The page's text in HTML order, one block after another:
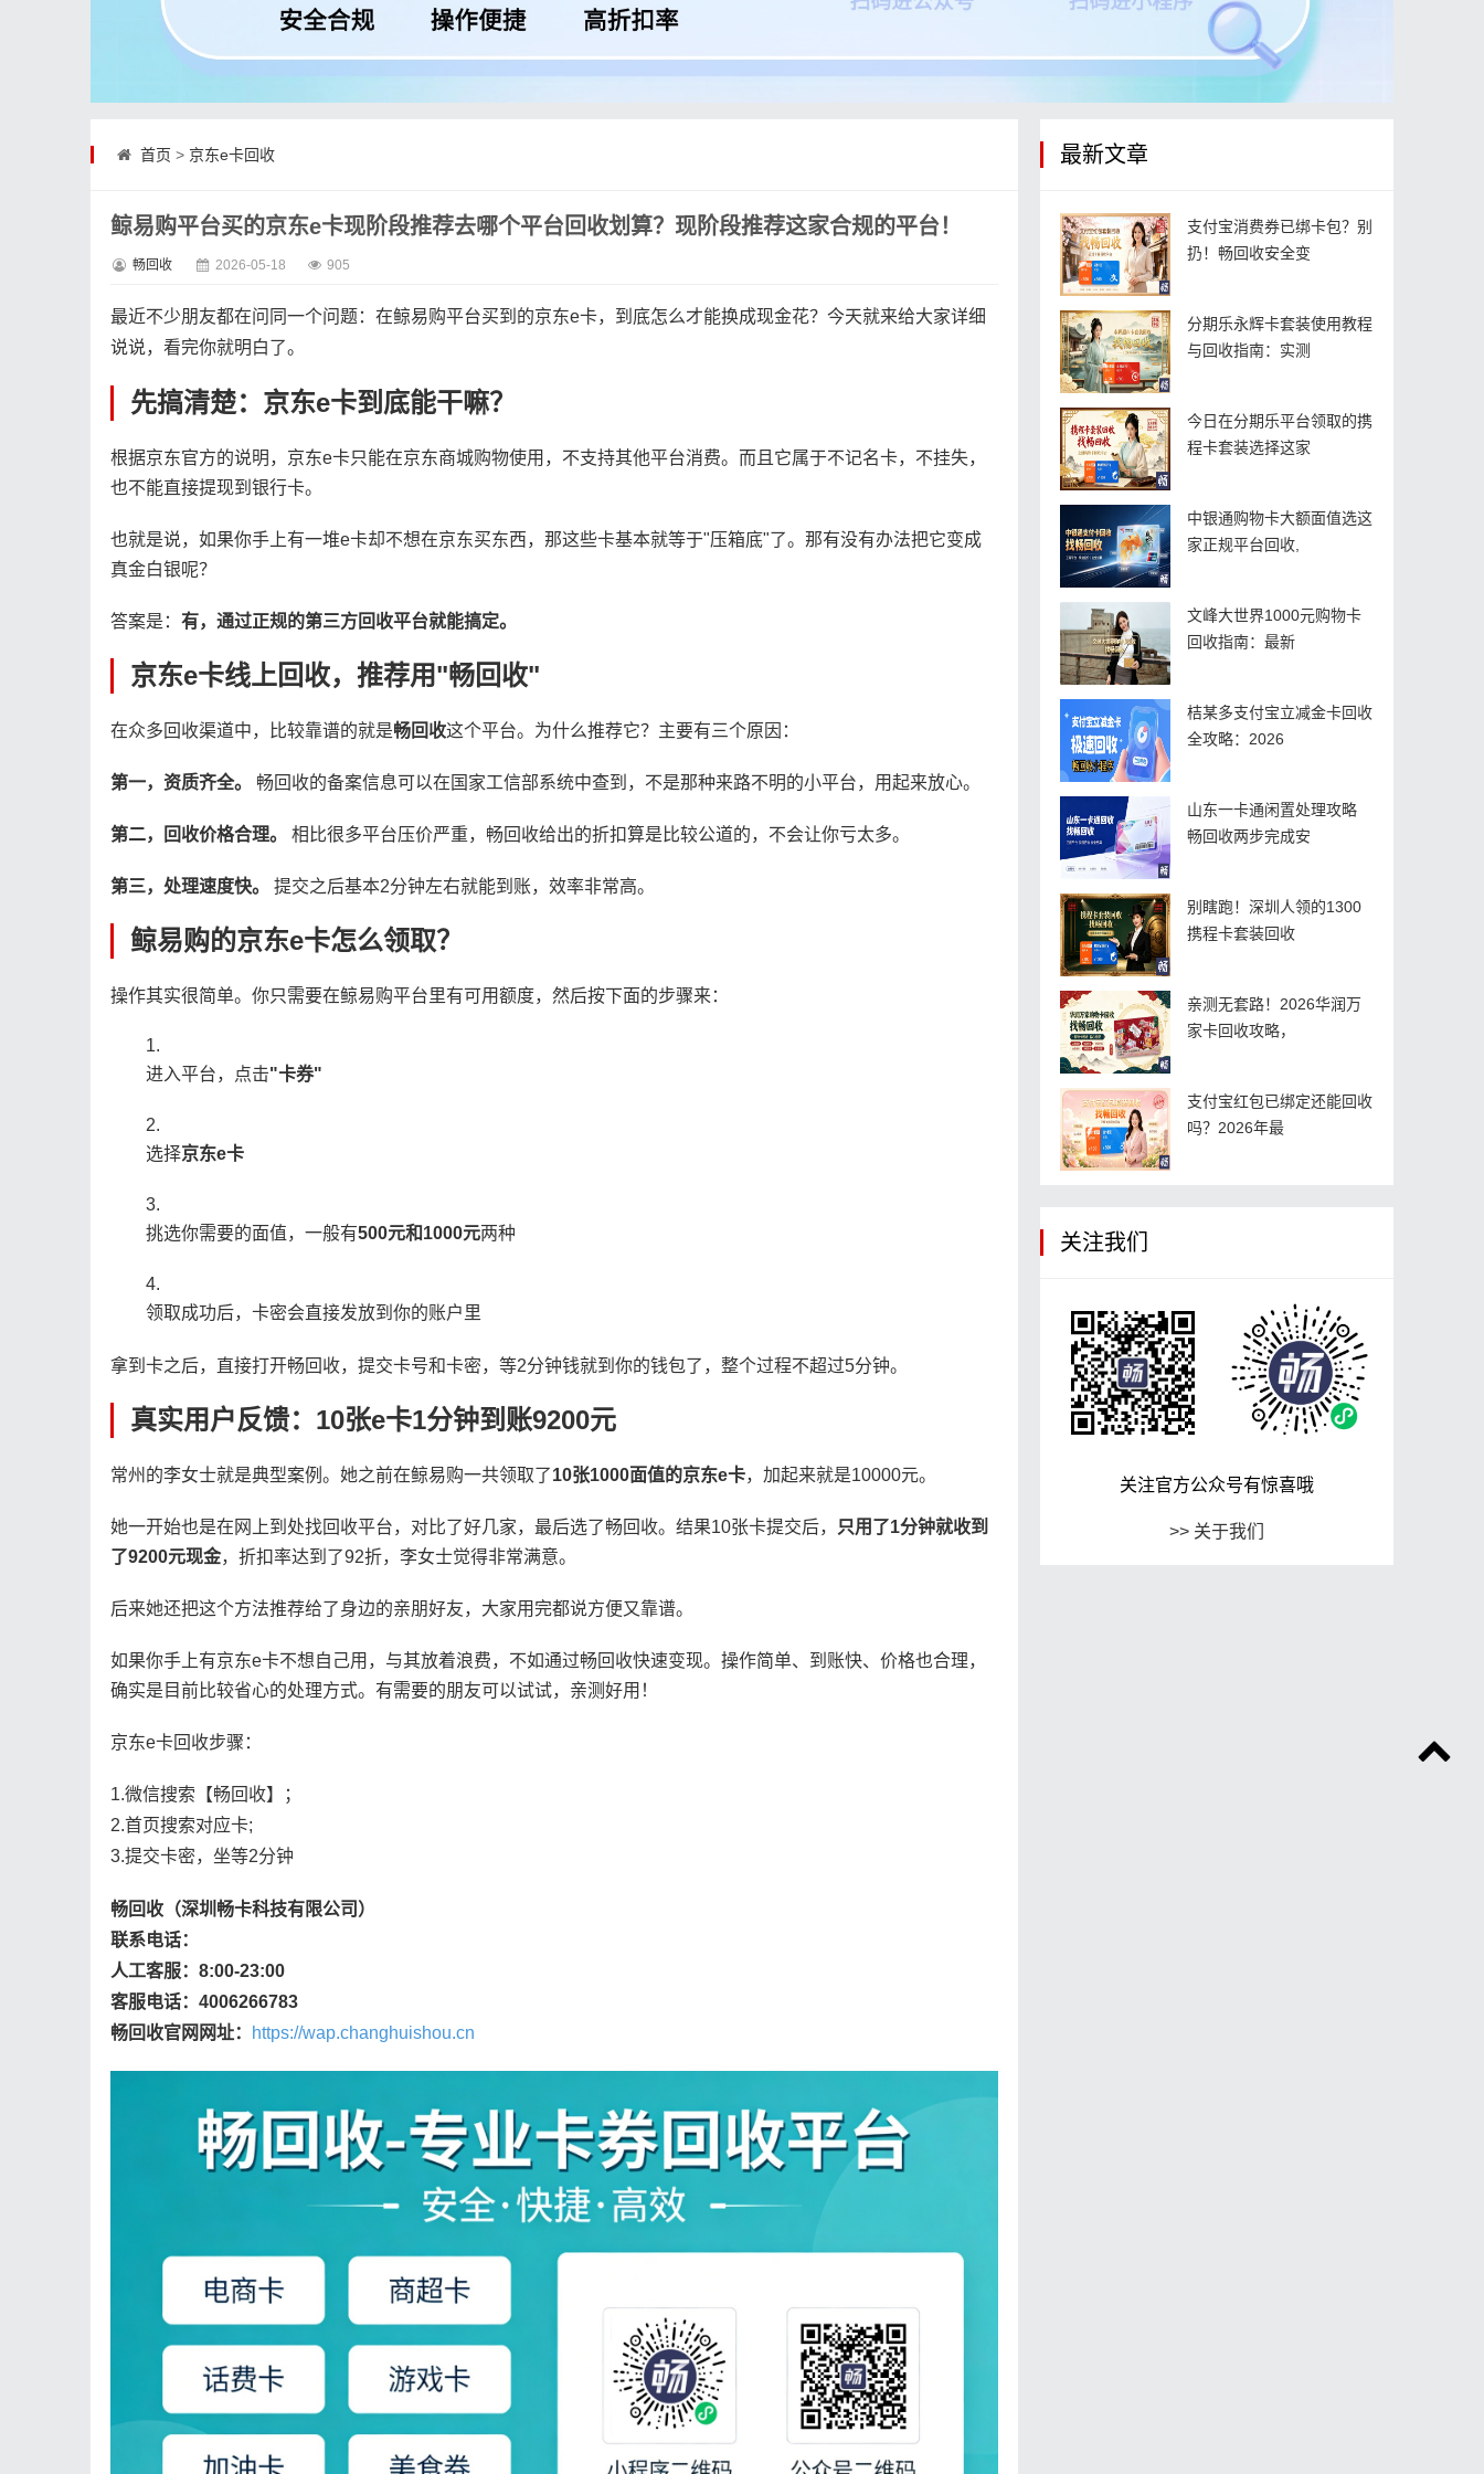
首页 > 京东e卡回收
鲸易购平台买的京东e卡现阶段推荐去哪个平台回收划算？现阶段推荐这家合规的平台！
畅回收 2026-05-18 905
最近不少朋友都在问同一个问题：在鲸易购平台买到的京东e卡，到底怎么才能换成现金花？今天就来给大家详细
说说，看完你就明白了。
先搞清楚：京东e卡到底能干嘛？
根据京东官方的说明，京东e卡只能在京东商城购物使用，不支持其他平台消费。而且它属于不记名卡，不挂失，
也不能直接提现到银行卡。
也就是说，如果你手上有一堆e卡却不想在京东买东西，那这些卡基本就等于"压箱底"了。那有没有办法把它变成
真金白银呢？
答案是： 有，通过正规的第三方回收平台就能搞定。
京东e卡线上回收，推荐用"畅回收"
在众多回收渠道中，比较靠谱的就是畅回收这个平台。为什么推荐它？主要有三个原因：
第一，资质齐全。 畅回收的备案信息可以在国家工信部系统中查到，不是那种来路不明的小平台，用起来放心。
第二，回收价格合理。 相比很多平台压价严重，畅回收给出的折扣算是比较公道的，不会让你亏太多。
第三，处理速度快。 提交之后基本2分钟左右就能到账，效率非常高。
鲸易购的京东e卡怎么领取？
操作其实很简单。你只需要在鲸易购平台里有可用额度，然后按下面的步骤来：
进入平台，点击"卡券"
选择京东e卡
挑选你需要的面值，一般有500元和1000元两种
领取成功后，卡密会直接发放到你的账户里
拿到卡之后，直接打开畅回收，提交卡号和卡密，等2分钟钱就到你的钱包了，整个过程不超过5分钟。
真实用户反馈：10张e卡1分钟到账9200元
常州的李女士就是典型案例。她之前在鲸易购一共领取了10张1000面值的京东e卡，加起来就是10000元。
她一开始也是在网上到处找回收平台，对比了好几家，最后选了畅回收。结果10张卡提交后，
只用了1分钟就收到
了9200元现金，折扣率达到了92折，李女士觉得非常满意。
后来她还把这个方法推荐给了身边的亲朋好友，大家用完都说方便又靠谱。
如果你手上有京东e卡不想自己用，与其放着浪费，不如通过畅回收快速变现。操作简单、到账快、价格也合理，
确实是目前比较省心的处理方式。有需要的朋友可以试试，亲测好用！
京东e卡回收步骤：
1.微信搜索【畅回收】；
2.首页搜索对应卡;
3.提交卡密，坐等2分钟
畅回收（深圳畅卡科技有限公司）
联系电话：
人工客服：8:00-23:00
客服电话：4006266783
畅回收官网网址：
https://wap.changhuishou.cn
最新文章
支付宝消费券已绑卡包？别
扔！畅回收安全变
分期乐永辉卡套装使用教程
与回收指南：实测
今日在分期乐平台领取的携
程卡套装选择这家
中银通购物卡大额面值选这
家正规平台回收,
文峰大世界1000元购物卡
回收指南：最新
桔某多支付宝立减金卡回收
全攻略：2026
山东一卡通闲置处理攻略
畅回收两步完成安
别瞎跑！深圳人领的1300
携程卡套装回收
亲测无套路！2026华润万
家卡回收攻略，
支付宝红包已绑定还能回收
吗？2026年最
关注我们
关注官方公众号有惊喜哦
>> 关于我们